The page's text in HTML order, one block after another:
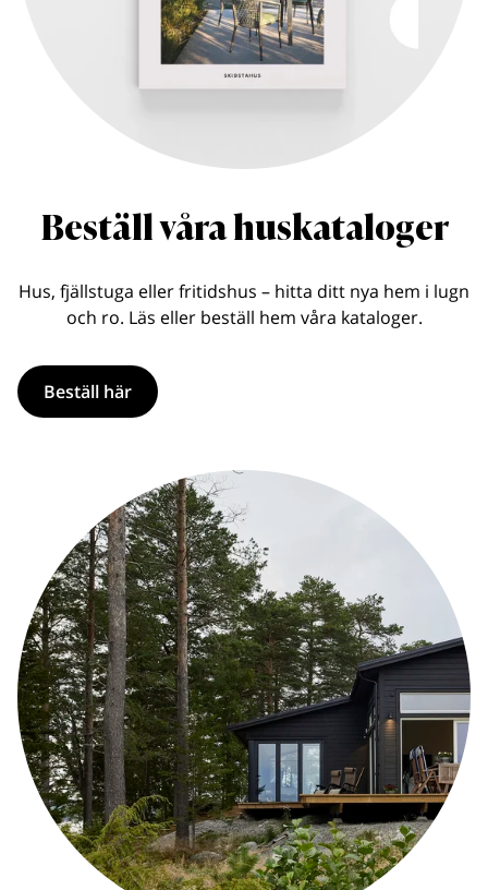
Beställ våra huskataloger
Hus, fjällstuga eller fritidshus – hitta ditt nya hem i lugn
och ro. Läs eller beställ hem våra kataloger.
Beställ här